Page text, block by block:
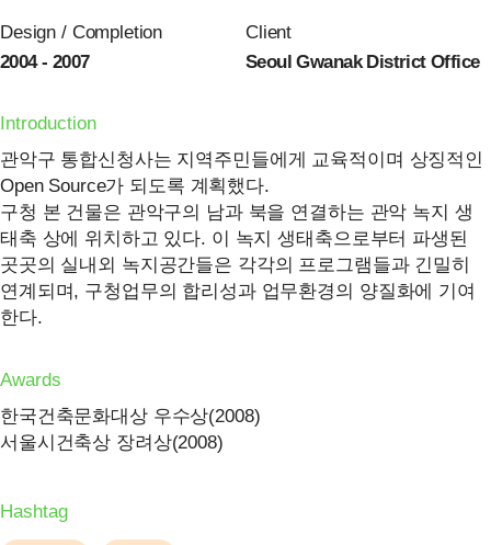
Design / Completion
2004 - 2007
Client
Seoul Gwanak District Office
Introduction
관악구 통합신청사는 지역주민들에게 교육적이며 상징적인
Open Source가 되도록 계획했다.
구청 본 건물은 관악구의 남과 북을 연결하는 관악 녹지 생
태축 상에 위치하고 있다. 이 녹지 생태축으로부터 파생된
곳곳의 실내외 녹지공간들은 각각의 프로그램들과 긴밀히
연계되며, 구청업무의 합리성과 업무환경의 양질화에 기여
한다.
Awards
한국건축문화대상 우수상(2008)
서울시건축상 장려상(2008)
Hashtag